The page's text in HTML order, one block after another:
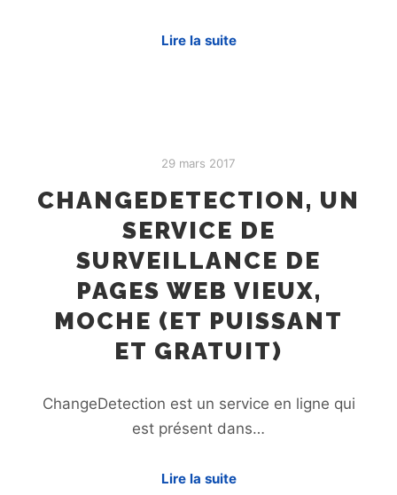
Lire la suite
29 mars 2017
CHANGEDETECTION, UN
SERVICE DE
SURVEILLANCE DE
PAGES WEB VIEUX,
MOCHE (ET PUISSANT
ET GRATUIT)
ChangeDetection est un service en ligne qui
est présent dans…
Lire la suite